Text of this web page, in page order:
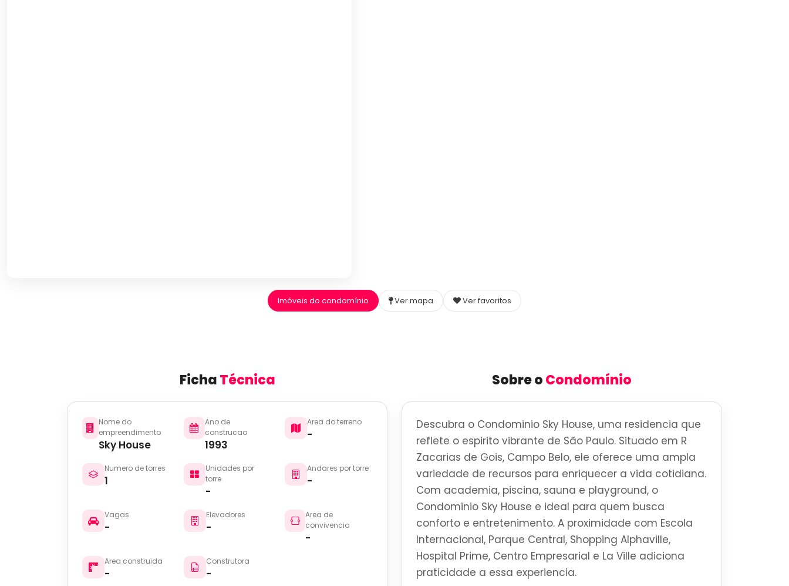
Imóveis do condomínio Ver mapa Ver favoritos
FichaTécnica
Nome do
empreendimento
Sky House
Ano de
construcao
1993
Area do terreno
-
Numero de torres
1
Unidades por
torre
-
Andares por torre
-
Vagas
-
Elevadores
-
Area de
convivencia
-
Area construida
-
Construtora
-
Sobre oCondomínio
Descubra o Condominio Sky House, uma residencia que
reflete o espirito vibrante de São Paulo. Situado em R
Zacarias de Gois, Campo Belo, ele oferece uma ampla
variedade de recursos para enriquecer a vida cotidiana.
Com academia, piscina, sauna e playground, o
Condominio Sky House e ideal para quem busca
conforto e entretenimento. A proximidade com Escola
Internacional, Parque Central, Shopping Alphaville,
Hospital Prime, Centro Empresarial e La Ville adiciona
praticidade a essa experiencia.